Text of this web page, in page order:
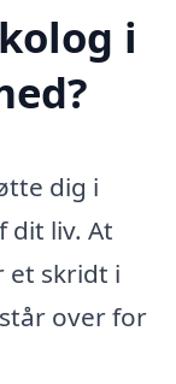
i
dig i
dit liv. At
et skridt i
over for